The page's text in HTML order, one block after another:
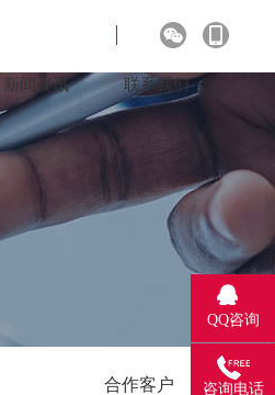
新闻资讯 联系我们
合作客户
QQ咨询
咨询电话